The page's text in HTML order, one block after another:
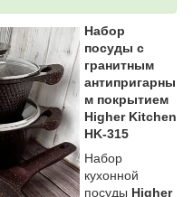
Набор
посуды с
гранитным
антипригарны
м покрытием
Higher Kitchen
HK-315
Набор
кухонной
посуды Higher